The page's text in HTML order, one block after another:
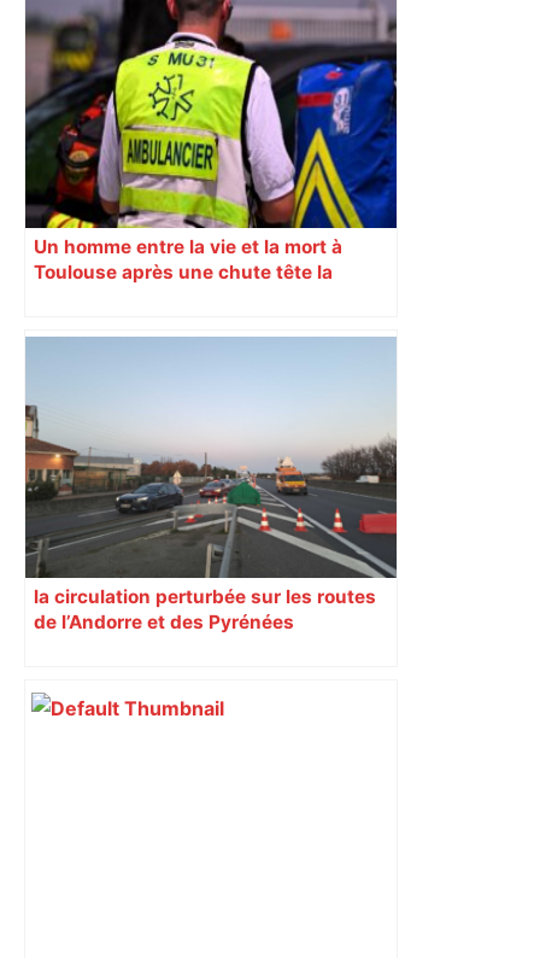
Toulon-Toulouse : à quelle heure et sur
quelle chaîne TV voir le choc du Top 14
? – Le Parisien
Un homme entre la vie et la mort à
Toulouse après une chute tête la
la circulation perturbée sur les routes
de l’Andorre et des Pyrénées